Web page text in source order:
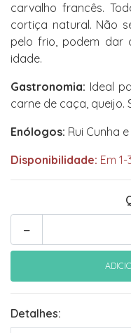
carvalho francês.
cortiça natural. Não
pelo frio, podem dar
idade.
Gastronomia: Ideal
carne de caça, queijo.
Enólogos: Rui Cunha
Disponibilidade: Em
-
Detalhes: